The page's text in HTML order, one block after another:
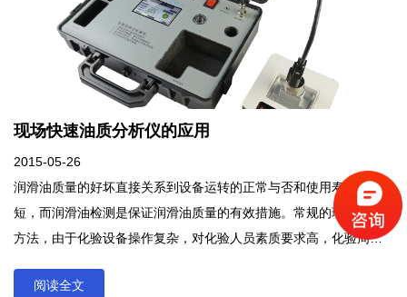
现场快速油质分析仪的应用
2015-05-26
润滑油质量的好坏直接关系到设备运转的正常与否和使用寿命长
短，而润滑油检测是保证润滑油质量的有效措施。常规的理化分析
方法，由于化验设备操作复杂，对化验人员素质要求高，化验周期
用。润滑油质量的好坏直接关系到设备运转的正常与否和使用寿命
阅读全文